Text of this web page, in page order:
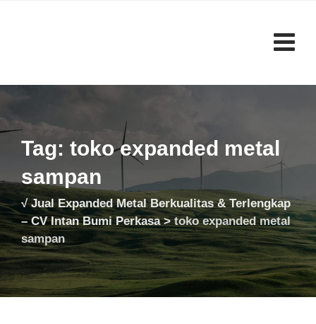
Tag: toko expanded metal
sampan
√ Jual Expanded Metal Berkualitas & Terlengkap
– CV Intan Bumi Perkasa>toko expanded metal
sampan